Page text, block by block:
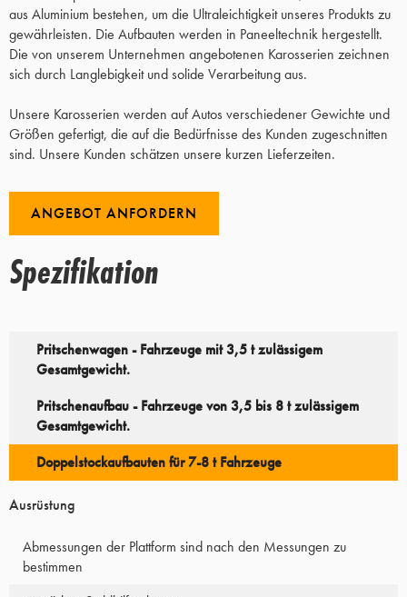
aus Aluminium bestehen, um die Ultraleichtigkeit unseres Produkts zu
gewährleisten. Die Aufbauten werden in Paneeltechnik hergestellt.
Die von unserem Unternehmen angebotenen Karosserien zeichnen
sich durch Langlebigkeit und solide Verarbeitung aus.
Unsere Karosserien werden auf Autos verschiedener Gewichte und
Größen gefertigt, die auf die Bedürfnisse des Kunden zugeschnitten
sind. Unsere Kunden schätzen unsere kurzen Lieferzeiten.
ANGEBOT ANFORDERN
Spezifikation
Pritschenwagen - Fahrzeuge mit 3,5 t zulässigem
Gesamtgewicht.
Pritschenaufbau - Fahrzeuge von 3,5 bis 8 t zulässigem
Gesamtgewicht.
Doppelstockaufbauten für 7-8 t Fahrzeuge
Ausrüstung
Abmessungen der Plattform sind nach den Messungen zu
bestimmen